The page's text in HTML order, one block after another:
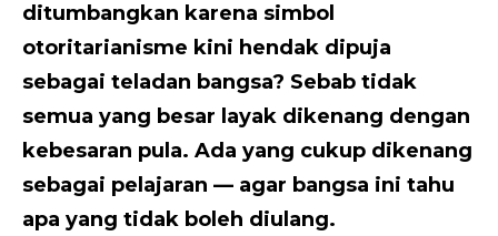
ditumbangkan karena simbol
otoritarianisme kini hendak dipuja
sebagai teladan bangsa? Sebab tidak
semua yang besar layak dikenang dengan
kebesaran pula. Ada yang cukup dikenang
sebagai pelajaran — agar bangsa ini tahu
apa yang tidak boleh diulang.